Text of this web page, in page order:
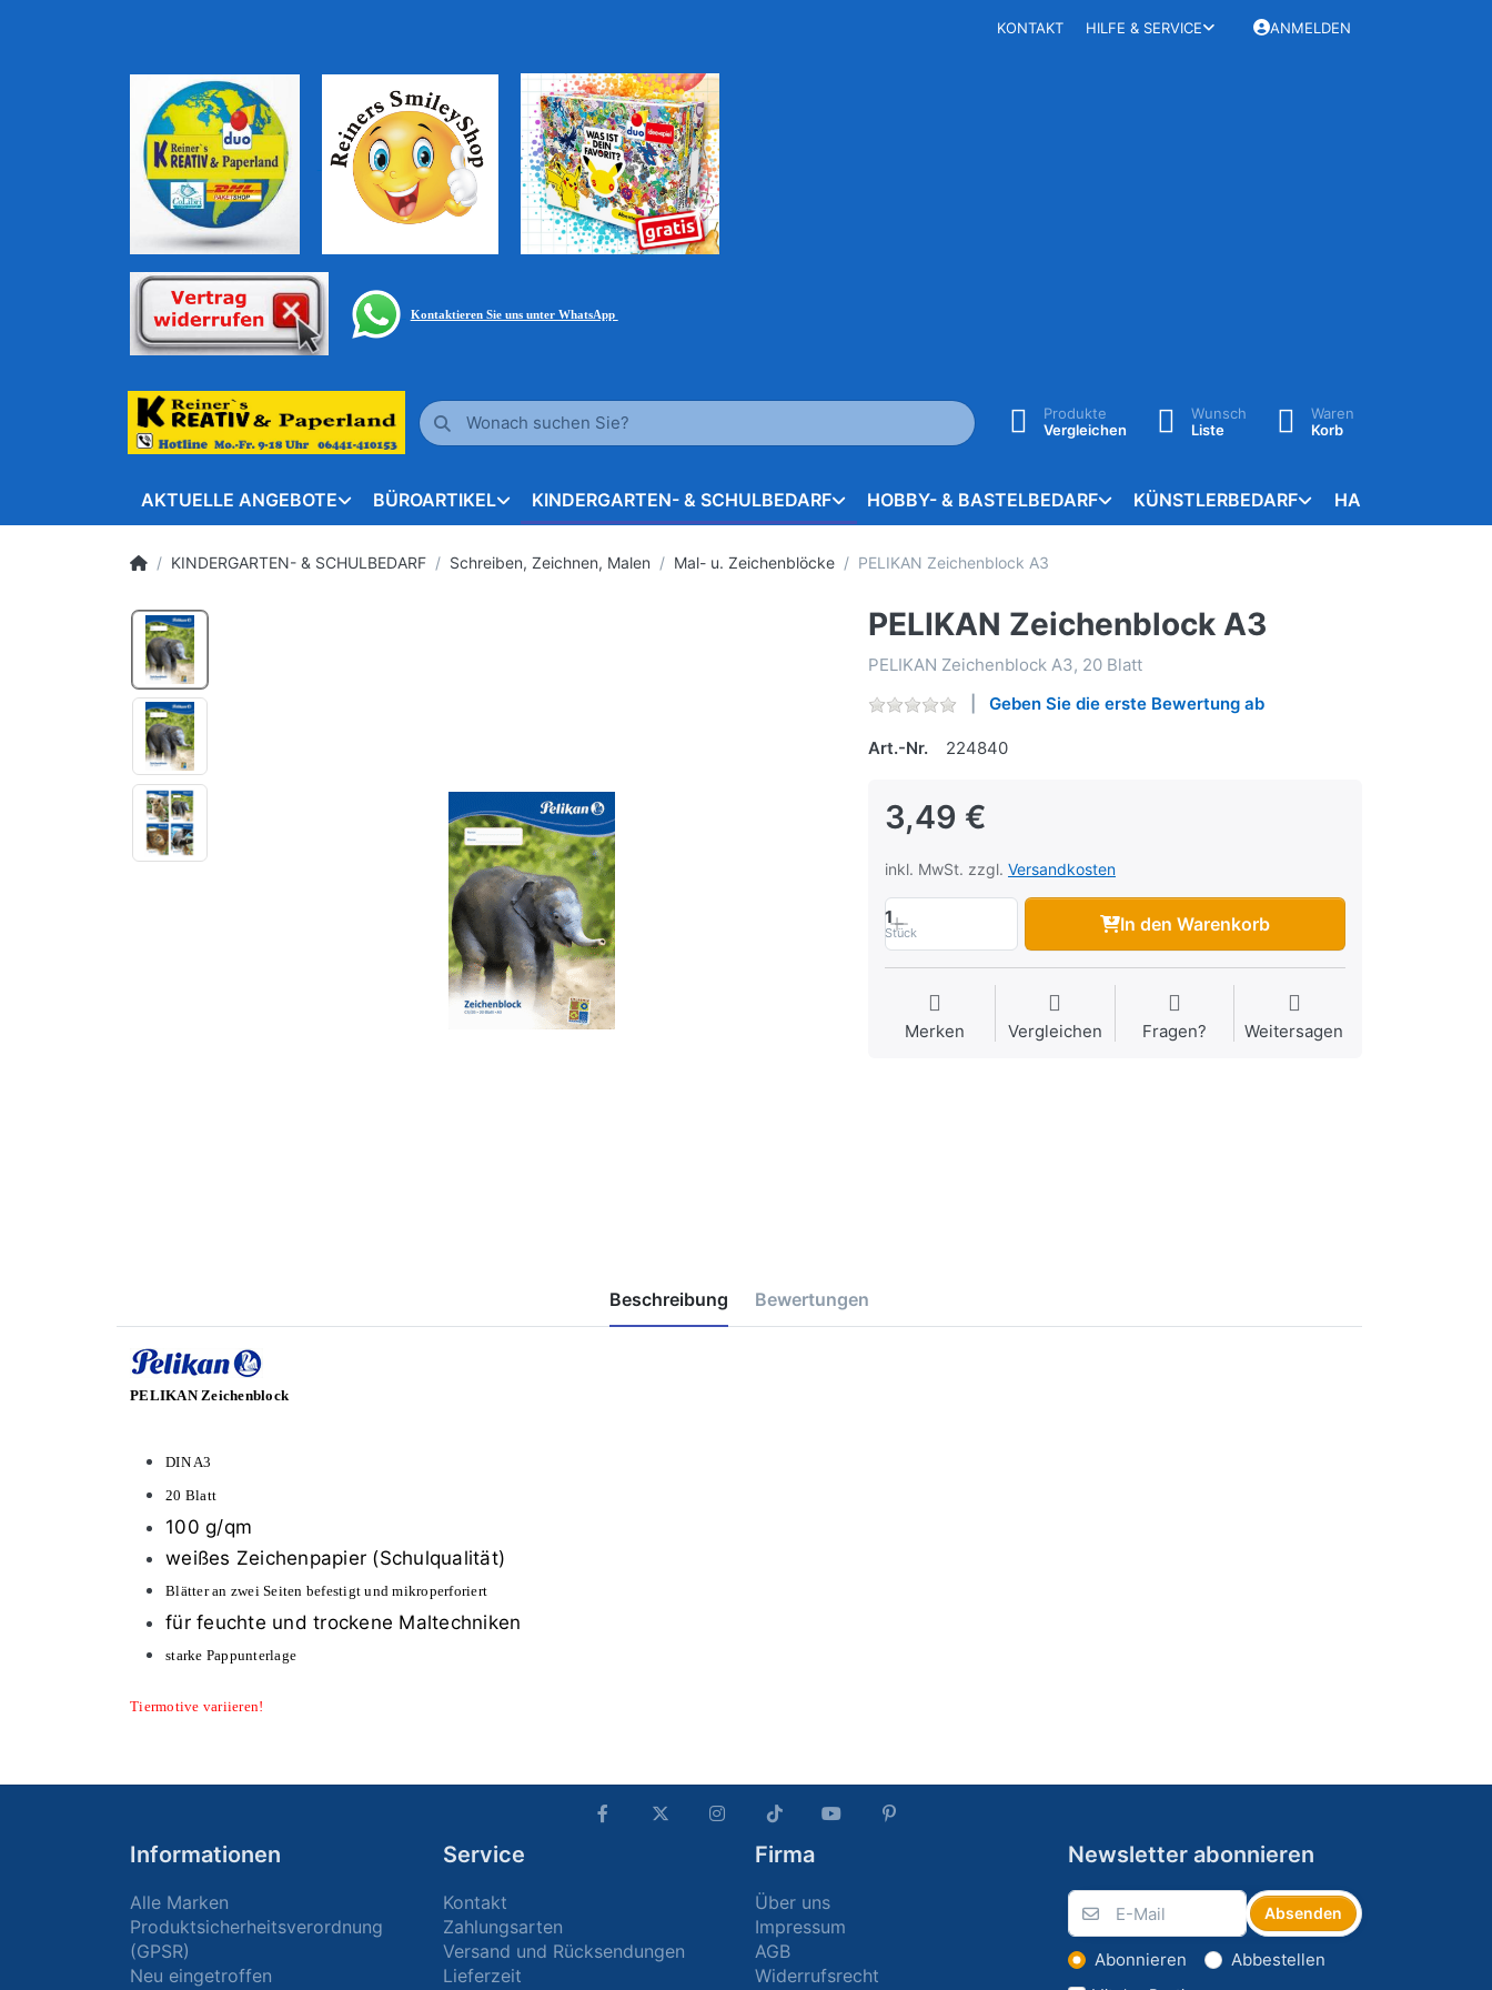
KONTAKT HILFE & SERVICE ANMELDEN
Kontaktieren Sie uns unter WhatsApp
Produkte
Vergleichen
Wunsch
Liste
Waren
Korb
AKTUELLE ANGEBOTE BÜROARTIKEL KINDERGARTEN- & SCHULBEDARF HOBBY- & BASTELBEDARF KÜNSTLERBEDARF
KINDERGARTEN- & SCHULBEDARF Schreiben, Zeichnen, Malen Mal- u. Zeichenblöcke PELIKAN Zeichenblock A3
PELIKAN Zeichenblock A3
PELIKAN Zeichenblock A3, 20 Blatt
Geben Sie die erste Bewertung ab
Art.-Nr. 224840
3,49 €
inkl. MwSt. zzgl. Versandkosten
1
Stück In den Warenkorb
Merken Vergleichen Fragen? Weitersagen
Beschreibung Bewertungen
PELIKAN Zeichenblock
DIN A3
20 Blatt
100 g/qm
weißes Zeichenpapier (Schulqualität)
Blätter an zwei Seiten befestigt und mikroperforiert
für feuchte und trockene Maltechniken
starke Pappunterlage
Tiermotive variieren!
Informationen
Alle Marken
Produktsicherheitsverordnung
(GPSR)
Neu eingetroffen
Service
Kontakt
Zahlungsarten
Versand und Rücksendungen
Lieferzeit
Firma
Über uns
Impressum
AGB
Widerrufsrecht
Newsletter abonnieren
Absenden
Abonnieren Abbestellen